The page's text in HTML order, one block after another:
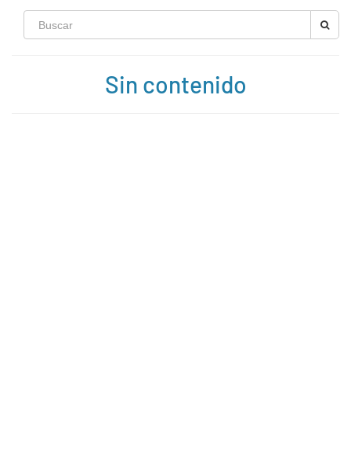
Sin contenido